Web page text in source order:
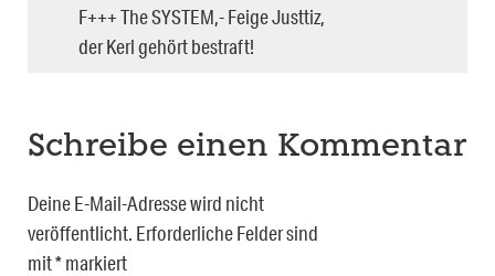
F+++ The SYSTEM,- Feige Justtiz,
der Kerl gehört bestraft!
Schreibe einen Kommentar
Deine E-Mail-Adresse wird nicht
veröffentlicht. Erforderliche Felder sind
mit*markiert